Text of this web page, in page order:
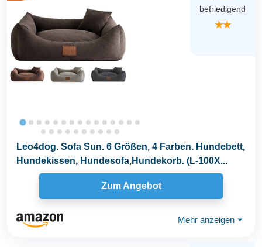
befriedigend
★★
Leo4dog. Sofa Sun. 6 Größen, 4 Farben. Hundebett,
Hundekissen, Hundesofa,Hundekorb. (L-100X...
Zum Angebot
Mehr anzeigen ⏷